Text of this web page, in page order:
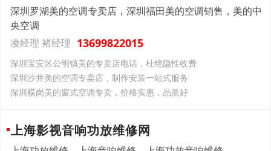
深圳罗湖美的空调专卖店，深圳福田美的空调销售，美的中
央空调
凌经理 褚经理 13699822015
深圳宝安区公明镇美的专卖店电话，杜绝隐性收费
深圳沙井美的空调专卖店，制作安装一站式服务
深圳横岗美的窗式空调专卖，价格实惠，品质好
上海影视音响功放维修网